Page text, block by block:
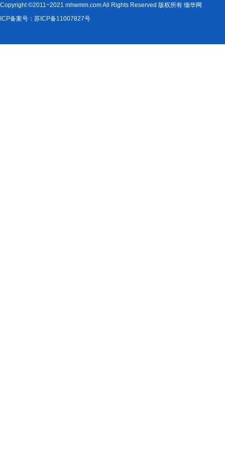
Copyright ©2011~2021 mhwmm.com All Rights Reserved 版权所有 缅华网
ICP备案号：苏ICP备11007827号